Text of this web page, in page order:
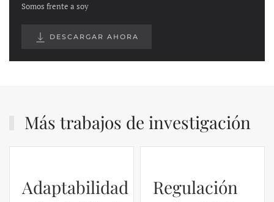
Somos frente a soy
DESCARGAR AHORA
Más trabajos de investigación
Adaptabilidad
Regulación